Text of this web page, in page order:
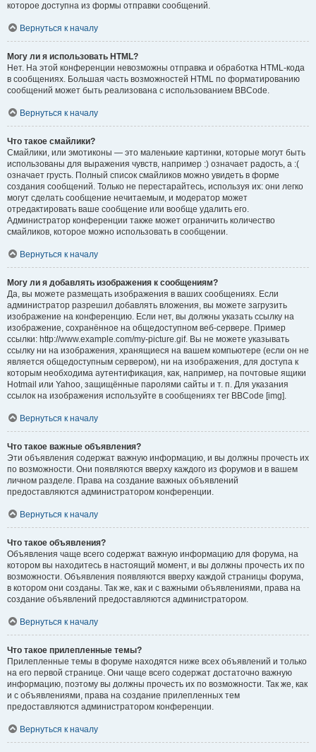
которое доступна из формы отправки сообщений.
Вернуться к началу
Могу ли я использовать HTML?
Нет. На этой конференции невозможны отправка и обработка HTML-кода
в сообщениях. Большая часть возможностей HTML по форматированию
сообщений может быть реализована с использованием BBCode.
Вернуться к началу
Что такое смайлики?
Смайлики, или эмотиконы — это маленькие картинки, которые могут быть
использованы для выражения чувств, например :) означает радость, а :(
означает грусть. Полный список смайликов можно увидеть в форме
создания сообщений. Только не перестарайтесь, используя их: они легко
могут сделать сообщение нечитаемым, и модератор может
отредактировать ваше сообщение или вообще удалить его.
Администратор конференции также может ограничить количество
смайликов, которое можно использовать в сообщении.
Вернуться к началу
Могу ли я добавлять изображения к сообщениям?
Да, вы можете размещать изображения в ваших сообщениях. Если
администратор разрешил добавлять вложения, вы можете загрузить
изображение на конференцию. Если нет, вы должны указать ссылку на
изображение, сохранённое на общедоступном веб-сервере. Пример
ссылки: http://www.example.com/my-picture.gif. Вы не можете указывать
ссылку ни на изображения, хранящиеся на вашем компьютере (если он не
является общедоступным сервером), ни на изображения, для доступа к
которым необходима аутентификация, как, например, на почтовые ящики
Hotmail или Yahoo, защищённые паролями сайты и т. п. Для указания
ссылок на изображения используйте в сообщениях тег BBCode [img].
Вернуться к началу
Что такое важные объявления?
Эти объявления содержат важную информацию, и вы должны прочесть их
по возможности. Они появляются вверху каждого из форумов и в вашем
личном разделе. Права на создание важных объявлений
предоставляются администратором конференции.
Вернуться к началу
Что такое объявления?
Объявления чаще всего содержат важную информацию для форума, на
котором вы находитесь в настоящий момент, и вы должны прочесть их по
возможности. Объявления появляются вверху каждой страницы форума,
в котором они созданы. Так же, как и с важными объявлениями, права на
создание объявлений предоставляются администратором.
Вернуться к началу
Что такое прилепленные темы?
Прилепленные темы в форуме находятся ниже всех объявлений и только
на его первой странице. Они чаще всего содержат достаточно важную
информацию, поэтому вы должны прочесть их по возможности. Так же, как
и с объявлениями, права на создание прилепленных тем
предоставляются администратором конференции.
Вернуться к началу